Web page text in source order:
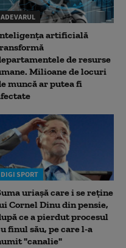
ADEVARUL
artificială
de resurse
Milioane de locuri
muncă ar putea fi
DIGI SPORT
uriașă care i se reține
Cornel Dinu din pensie,
ce a pierdut procesul
finul său, pe care l-a
"canalie"